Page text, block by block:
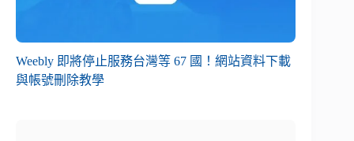
Weebly 即將停止服務台灣等 67 國！網站資料下載
與帳號刪除教學